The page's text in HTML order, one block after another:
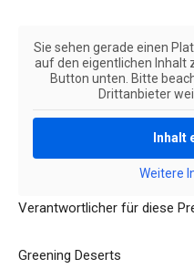
Sie sehen gerade einen
auf den eigentlichen Inhalt
Button unten. Bitte
Drittanbieter
Inhalt
Weitere
Verantwortlicher für diese
Greening Deserts